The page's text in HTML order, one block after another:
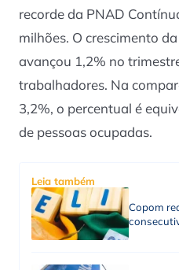
recorde da PNAD
milhões. O crescimento
avançou 1,2% no
trabalhadores. Na
3,2%, o percentual é
de pessoas ocupadas.
Leia também
Copom